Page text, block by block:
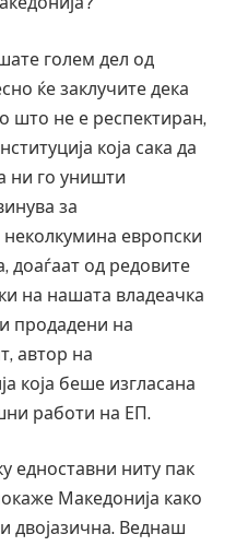
голем дел од
ќе заклучите дека
што не е респектиран,
која сака да
ни го уништи
за
европски
доаѓаат од редовите
на нашата владеачка
продадени на
автор на
која беше изгласана
работи на ЕП.
едноставни ниту пак
Македонија како
двојазична. Веднаш